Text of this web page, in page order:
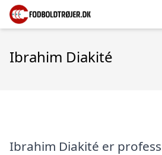
Ibrahim Diakité
Ibrahim Diakité er